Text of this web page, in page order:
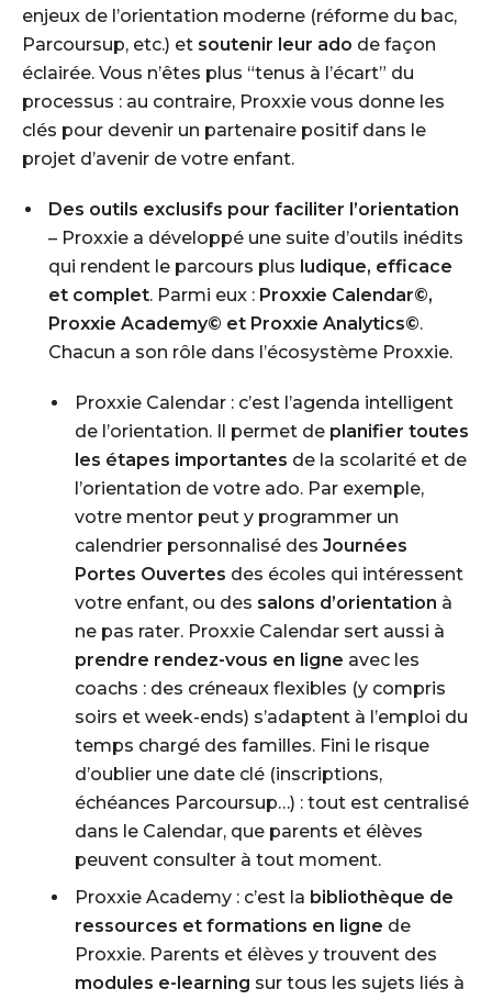
enjeux de l’orientation moderne (réforme du bac,
Parcoursup, etc.) et soutenir leur ado de façon
éclairée. Vous n’êtes plus “tenus à l’écart” du
processus : au contraire, Proxxie vous donne les
clés pour devenir un partenaire positif dans le
projet d’avenir de votre enfant.
Des outils exclusifs pour faciliter l’orientation
– Proxxie a développé une suite d’outils inédits
qui rendent le parcours plus ludique, efficace
et complet. Parmi eux : Proxxie Calendar©,
Proxxie Academy© et Proxxie Analytics©.
Chacun a son rôle dans l’écosystème Proxxie.
Proxxie Calendar : c’est l’agenda intelligent
de l’orientation. Il permet de planifier toutes
les étapes importantes de la scolarité et de
l’orientation de votre ado. Par exemple,
votre mentor peut y programmer un
calendrier personnalisé des Journées
Portes Ouvertes des écoles qui intéressent
votre enfant, ou des salons d’orientation à
ne pas rater. Proxxie Calendar sert aussi à
prendre rendez-vous en ligne avec les
coachs : des créneaux flexibles (y compris
soirs et week-ends) s’adaptent à l’emploi du
temps chargé des familles. Fini le risque
d’oublier une date clé (inscriptions,
échéances Parcoursup…) : tout est centralisé
dans le Calendar, que parents et élèves
peuvent consulter à tout moment.
Proxxie Academy : c’est la bibliothèque de
ressources et formations en ligne de
Proxxie. Parents et élèves y trouvent des
modules e-learning sur tous les sujets liés à